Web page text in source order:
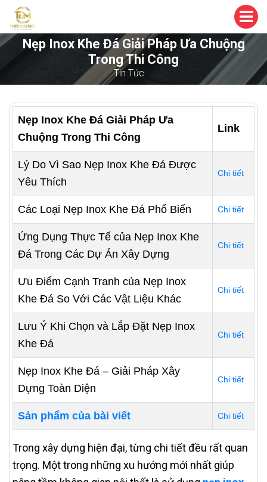
Nẹp Inox Khe Đá Giải Pháp Ưa Chuộng
Trong Thi Công
Tin Tức
Nẹp Inox Khe Đá Giải Pháp Ưa
Chuộng Trong Thi Công
Link
Lý Do Vì Sao Nẹp Inox Khe Đá Được
Yêu Thích
Chi tiết
Các Loại Nẹp Inox Khe Đá Phổ Biến Chi tiết
Ứng Dụng Thực Tế của Nẹp Inox Khe
Đá Trong Các Dự Án Xây Dựng
Chi tiết
Ưu Điểm Cạnh Tranh của Nẹp Inox
Khe Đá So Với Các Vật Liệu Khác
Chi tiết
Lưu Ý Khi Chọn và Lắp Đặt Nẹp Inox
Khe Đá
Chi tiết
Nẹp Inox Khe Đá – Giải Pháp Xây
Dựng Toàn Diện
Chi tiết
Sản phẩm của bài viết Chi tiết
Trong xây dựng hiện đại, từng chi tiết đều rất quan
trọng. Một trong những xu hướng mới nhất giúp